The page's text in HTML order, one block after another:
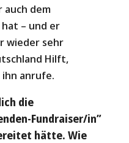
auch dem
– und er
wieder sehr
Hilft,
anrufe.
die
Fundraiser/in”
hätte. Wie